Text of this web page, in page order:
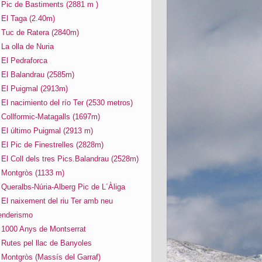
Pic de Bastiments (2881 m )
El Taga (2.40m)
Tuc de Ratera (2840m)
La olla de Nuria
El Pedraforca
El Balandrau (2585m)
El Puigmal (2913m)
El nacimiento del río Ter (2530 metros)
Collformic-Matagalls (1697m)
El último Puigmal (2913 m)
El Pic de Finestrelles (2828m)
El Coll dels tres Pics.Balandrau (2528m)
Montgròs (1133 m)
Queralbs-Núria-Alberg Pic de L´Àliga
El naixement del riu Ter amb neu
1000 Anys de Montserrat
Rutes pel llac de Banyoles
Montgròs (Massís del Garraf)